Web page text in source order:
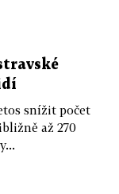
snížit počet
až 270